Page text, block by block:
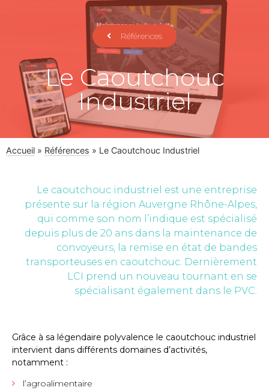
Références
Le Caoutchouc
Industriel
Accueil » Références » Le Caoutchouc Industriel
Le caoutchouc industriel est une entreprise
présente sur la région Auvergne Rhône-Alpes,
qui comme son nom l’indique est spécialisé
depuis plus de 20 ans dans la maintenance de
convoyeurs, la remise en état de bandes
transporteuses en caoutchouc. Dernièrement
LCI prend un nouveau tournant en se
spécialisant également dans le PVC.
Grâce à sa légendaire polyvalence le caoutchouc industriel
intervient dans différents domaines d’activités,
notamment :
l’agroalimentaire